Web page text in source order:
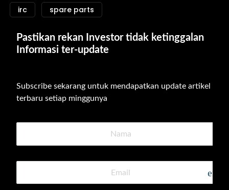
irc spare parts
Pastikan rekan Investor tidak ketinggalan
Informasi ter-update
Subscribe sekarang untuk mendapatkan update artikel
terbaru setiap minggunya